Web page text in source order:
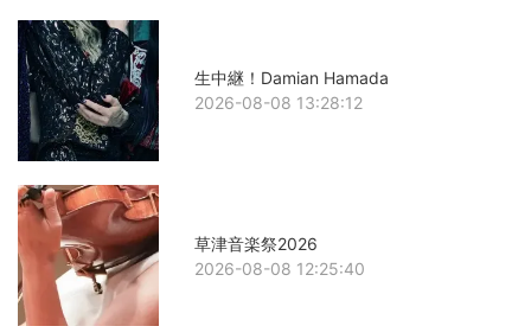
生中継！Damian Hamada
2026-08-08 13:28:12
草津音楽祭2026
2026-08-08 12:25:40